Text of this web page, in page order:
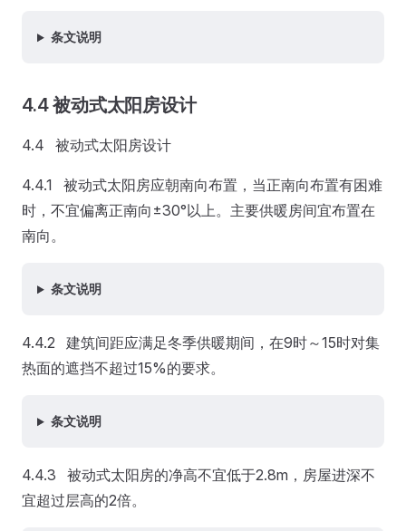
条文说明
4.4 被动式太阳房设计
4.4 被动式太阳房设计
4.4.1 被动式太阳房应朝南向布置，当正南向布置有困难
时，不宜偏离正南向±30°以上。主要供暖房间宜布置在
南向。
条文说明
4.4.2 建筑间距应满足冬季供暖期间，在9时～15时对集
热面的遮挡不超过15%的要求。
条文说明
4.4.3 被动式太阳房的净高不宜低于2.8m，房屋进深不
宜超过层高的2倍。